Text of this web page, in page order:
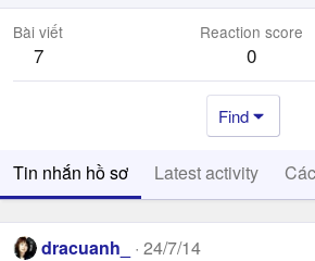
Bài viết
7
Reaction score
0
Find
Tin nhắn hồ sơ Latest activity
dracuanh_ 24/7/14